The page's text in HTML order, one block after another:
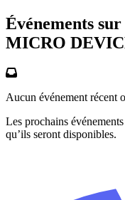
Événements
MICRO
Aucun événement récent
Les prochains
qu’ils seront disponibles.